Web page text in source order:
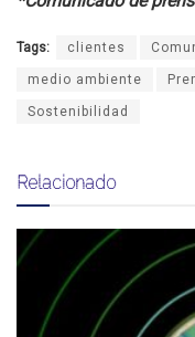
Tags: clientes
medio ambiente
Sostenibilidad
Relacionado